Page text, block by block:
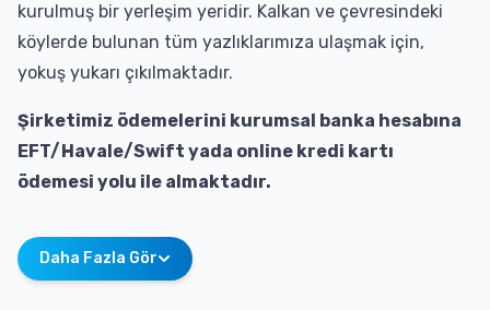
kurulmuş bir yerleşim yeridir. Kalkan ve çevresindeki
köylerde bulunan tüm yazlıklarımıza ulaşmak için,
yokuş yukarı çıkılmaktadır.
Şirketimiz ödemelerini kurumsal banka hesabına
EFT/Havale/Swift yada online kredi kartı
ödemesi yolu ile almaktadır.
Daha Fazla Gör